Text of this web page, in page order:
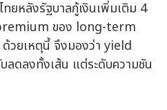
ทยหลังรัฐบาลกู้เงินเพิ่มเติม 4
ของ long-term
วยเหตุนี้ จึงมองว่า yield
ดลงทั้งเส้น แต่ระดับความชัน